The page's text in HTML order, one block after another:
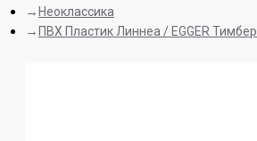
Неоклассика
ПВХ Пластик Линнеа / EGGER Тимбер